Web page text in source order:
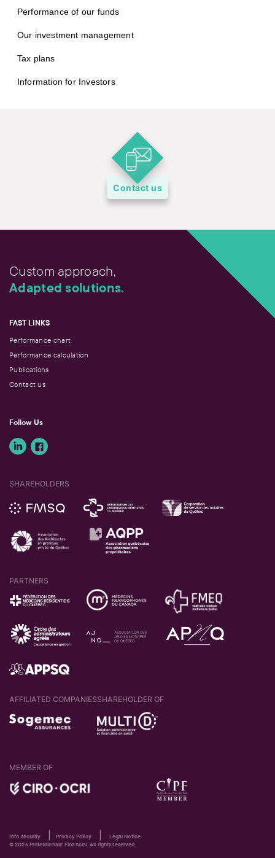
Performance of our funds
Our investment management
Tax plans
Information for Investors
Contact us
Custom approach,
Adapted solutions.
FAST LINKS
Performance chart
Performance calculation
Publications
Contact us
Follow Us
SHAREHOLDERS
PARTNERS
AFFILIATED COMPANIESSHAREHOLDER OF
MEMBER OF
Info security |Privacy Policy|
Legal Notice
© 2026 Professionals' Financial. All rights reserved.